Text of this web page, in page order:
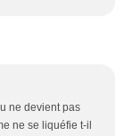
ne devient pas
ne se liquéfie t-il